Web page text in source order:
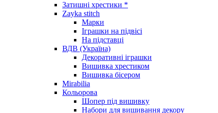
Затишні хрестики *
Zayka stitch
Марки
Іграшки на підвісі
На підставці
ВДВ (Україна)
Декоративні іграшки
Вишивка хрестиком
Вишивка бісером
Mirabilia
Кольорова
Шопер під вишивку
Набори для вишивання декору